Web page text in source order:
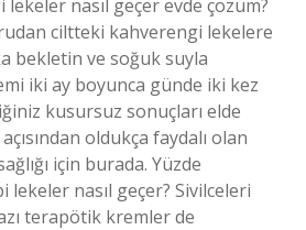
nasıl geçer evde çözüm?
ciltteki kahverengi lekelere
bekletin ve soğuk suyla
iki ay boyunca günde iki kez
kusursuz sonuçları elde
oldukça faydalı olan
için burada. Yüzde
nasıl geçer? Sivilceleri
terapötik kremler de